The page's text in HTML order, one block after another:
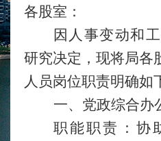
各股室：
因人事变动和
研究决定，现将局各
人员岗位职责明确如
一、党政综合办
职能职责： 协